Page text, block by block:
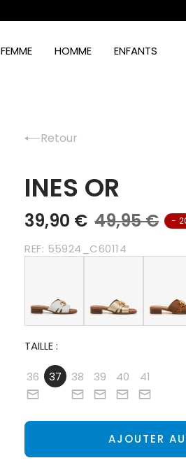
FEMME HOMME ENFANTS
Retour
INES OR
39,90 € 49,95 € -
REF: 55924_C60114
TAILLE :
36 37 38 39 40 41
AJOUTER